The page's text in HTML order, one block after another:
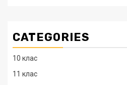
CATEGORIES
10 клас
11 клас